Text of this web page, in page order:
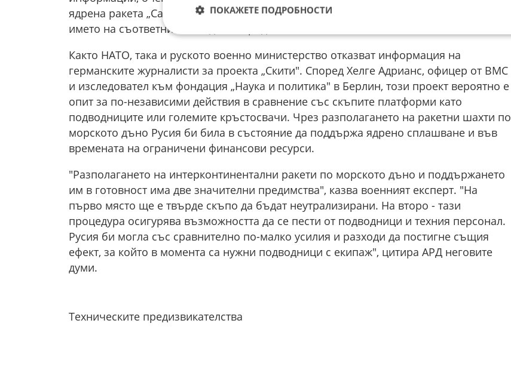
ядрена ракета „Сармат", която бе тествана миналата седмица в Русия, пък носи
името на съответния номадски народ.
Както НАТО, така и руското военно министерство отказват информация на
германските журналисти за проекта „Скити". Според Хелге Адрианс, офицер от ВМС
и изследовател към фондация „Наука и политика" в Берлин, този проект вероятно е
опит за по-независими действия в сравнение със скъпите платформи като
подводниците или големите кръстосвачи. Чрез разполагането на ракетни шахти по
морското дъно Русия би била в състояние да поддържа ядрено сплашване и във
времената на ограничени финансови ресурси.
"Разполагането на интерконтинентални ракети по морското дъно и поддържането
им в готовност има две значителни предимства", казва военният експерт. "На
първо място ще е твърде скъпо да бъдат неутрализирани. На второ - тази
процедура осигурява възможността да се пести от подводници и техния персонал.
Русия би могла със сравнително по-малко усилия и разходи да постигне същия
ефект, за който в момента са нужни подводници с екипаж", цитира АРД неговите
думи.
Техническите предизвикателства
ПОКАЖЕТЕ ПОДРОБНОСТИ